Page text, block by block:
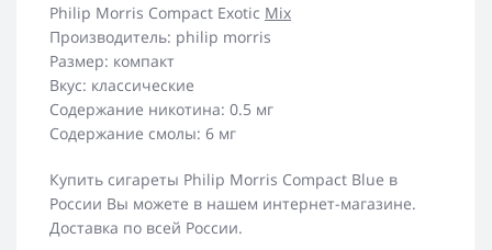
Philip Morris Compact Exotic Mix
Производитель: philip morris
Размер: компакт
Вкус: классические
Содержание никотина: 0.5 мг
Содержание смолы: 6 мг
Купить сигареты Philip Morris Compact Blue в
России Вы можете в нашем интернет-магазине.
Доставка по всей России.